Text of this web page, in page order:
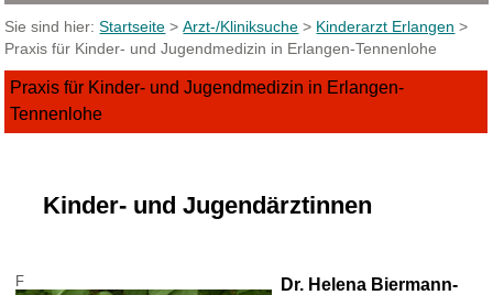
Sie sind hier:Startseite >Arzt-/Kliniksuche > Kinderarzt Erlangen >
Praxis für Kinder- und Jugendmedizin in Erlangen-Tennenlohe
Praxis für Kinder- und Jugendmedizin in Erlangen-
Tennenlohe
Kinder- und Jugendärztinnen
F
Dr. Helena Biermann-